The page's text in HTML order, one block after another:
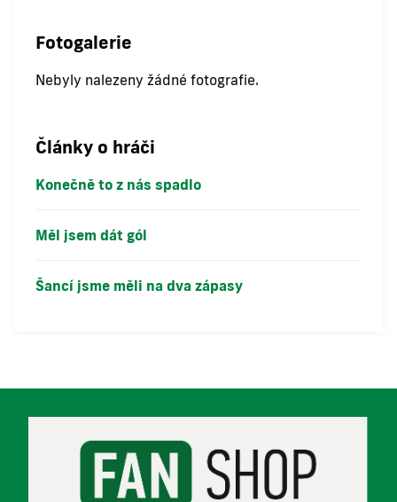
Fotogalerie
Nebyly nalezeny žádné fotografie.
Články o hráči
Konečně to z nás spadlo
Měl jsem dát gól
Šancí jsme měli na dva zápasy